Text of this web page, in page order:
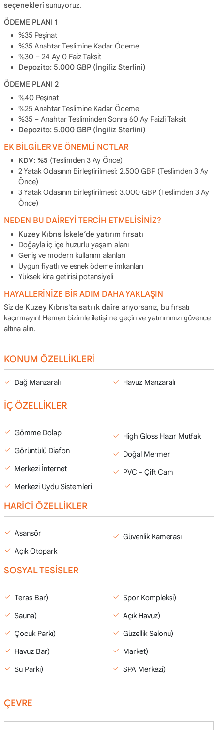
seçenekleri sunuyoruz.
ÖDEME PLANI 1
%35 Peşinat
%35 Anahtar Teslimine Kadar Ödeme
%30 – 24 Ay 0 Faiz Taksit
Depozito: 5.000 GBP (İngiliz Sterlini)
ÖDEME PLANI 2
%40 Peşinat
%25 Anahtar Teslimine Kadar Ödeme
%35 – Anahtar Tesliminden Sonra 60 Ay Faizli Taksit
Depozito: 5.000 GBP (İngiliz Sterlini)
EK BİLGİLER VE ÖNEMLİ NOTLAR
KDV: %5 (Teslimden 3 Ay Önce)
2 Yatak Odasının Birleştirilmesi: 2.500 GBP (Teslimden 3 Ay
Önce)
3 Yatak Odasının Birleştirilmesi: 3.000 GBP (Teslimden 3 Ay
Önce)
NEDEN BU DAİREYİ TERCİH ETMELİSİNİZ?
Kuzey Kıbrıs İskele’de yatırım fırsatı
Doğayla iç içe huzurlu yaşam alanı
Geniş ve modern kullanım alanları
Uygun fiyatlı ve esnek ödeme imkanları
Yüksek kira getirisi potansiyeli
HAYALLERİNİZE BİR ADIM DAHA YAKLAŞIN
Siz de Kuzey Kıbrıs'ta satılık daire arıyorsanız, bu fırsatı
kaçırmayın! Hemen bizimle iletişime geçin ve yatırımınızı güvence
altına alın.
KONUM ÖZELLİKLERİ
Dağ Manzaralı Havuz Manzaralı
İÇ ÖZELLİKLER
Gömme Dolap
Görüntülü Diafon
Merkezi İnternet
Merkezi Uydu Sistemleri
High Gloss Hazır Mutfak
Doğal Mermer
PVC - Çift Cam
HARİCİ ÖZELLİKLER
Asansör
Açık Otopark
Güvenlik Kamerası
SOSYAL TESİSLER
Teras Bar)
Sauna)
Çocuk Parkı)
Havuz Bar)
Su Parkı)
Spor Kompleksi)
Açık Havuz)
Güzellik Salonu)
Market)
SPA Merkezi)
ÇEVRE